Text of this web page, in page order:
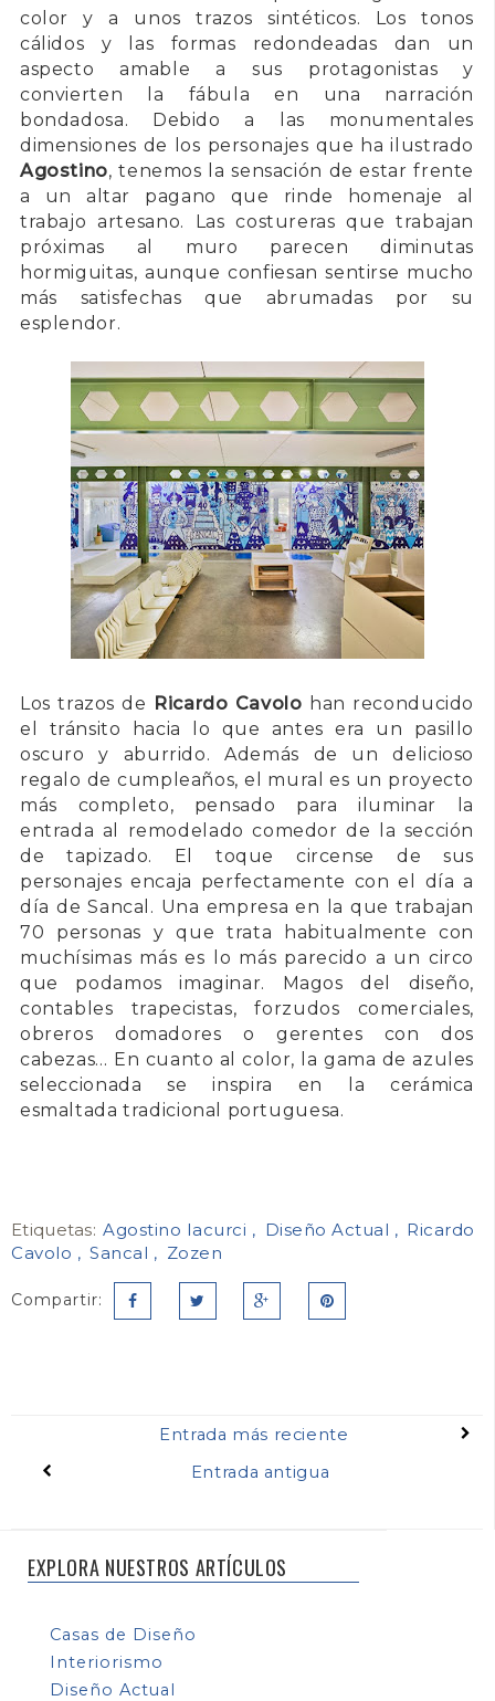
color y a unos trazos sintéticos. Los tonos
cálidos y las formas redondeadas dan un
aspecto amable a sus protagonistas y
convierten la fábula en una narración
bondadosa. Debido a las monumentales
dimensiones de los personajes que ha ilustrado
Agostino, tenemos la sensación de estar frente
a un altar pagano que rinde homenaje al
trabajo artesano. Las costureras que trabajan
próximas al muro parecen diminutas
hormiguitas, aunque confiesan sentirse mucho
más satisfechas que abrumadas por su
esplendor.
Los trazos de Ricardo Cavolo han reconducido
el tránsito hacia lo que antes era un pasillo
oscuro y aburrido. Además de un delicioso
regalo de cumpleaños, el mural es un proyecto
más completo, pensado para iluminar la
entrada al remodelado comedor de la sección
de tapizado. El toque circense de sus
personajes encaja perfectamente con el día a
día de Sancal. Una empresa en la que trabajan
70 personas y que trata habitualmente con
muchísimas más es lo más parecido a un circo
que podamos imaginar. Magos del diseño,
contables trapecistas, forzudos comerciales,
obreros domadores o gerentes con dos
cabezas… En cuanto al color, la gama de azules
seleccionada se inspira en la cerámica
esmaltada tradicional portuguesa.
Etiquetas: Agostino Iacurci Diseño Actual
Ricardo
Cavolo
Sancal Zozen
Compartir:
Entrada más reciente
Entrada antigua
EXPLORA NUESTROS ARTÍCULOS
Casas de Diseño
Interiorismo
Diseño Actual